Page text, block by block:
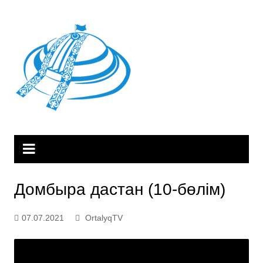
Домбыра дастан (10-бөлім)
07.07.2021 OrtalyqTV